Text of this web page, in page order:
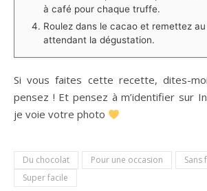
à café pour chaque truffe.
Roulez dans le cacao et remettez
attendant la dégustation.
Si vous faites cette recette, dites-
pensez ! Et pensez à m’identifier sur
je voie votre photo
Du chocolat Pour une occasion
Sans
Super facile